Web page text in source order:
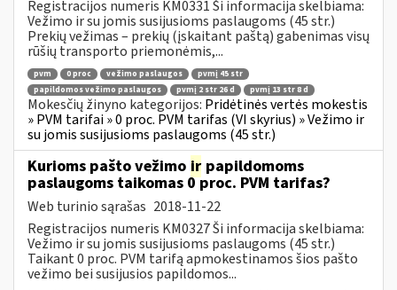
Registracijos numeris KM0331 Ši informacija skelbiama:
Vežimo ir su jomis susijusioms paslaugoms (45 str.)
Prekių vežimas – prekių (įskaitant paštą) gabenimas visų
rūšių transporto priemonėmis,...
pvm 0 proc vežimo paslaugos
pvmį 45 str
papildomos vežimo paslaugos
pvmį 2 str 26 d pvmį 13 str 8 d
Mokesčių žinyno kategorijos: Pridėtinės vertės mokestis
» PVM tarifai » 0 proc. PVM tarifas (VI skyrius) » Vežimo ir
su jomis susijusioms paslaugoms (45 str.)
Kurioms pašto vežimo ir papildomoms
paslaugoms taikomas 0 proc. PVM tarifas?
Web turinio sąrašas 2018-11-22
Registracijos numeris KM0327 Ši informacija skelbiama:
Vežimo ir su jomis susijusioms paslaugoms (45 str.)
Taikant 0 proc. PVM tarifą apmokestinamos šios pašto
vežimo bei susijusios papildomos...